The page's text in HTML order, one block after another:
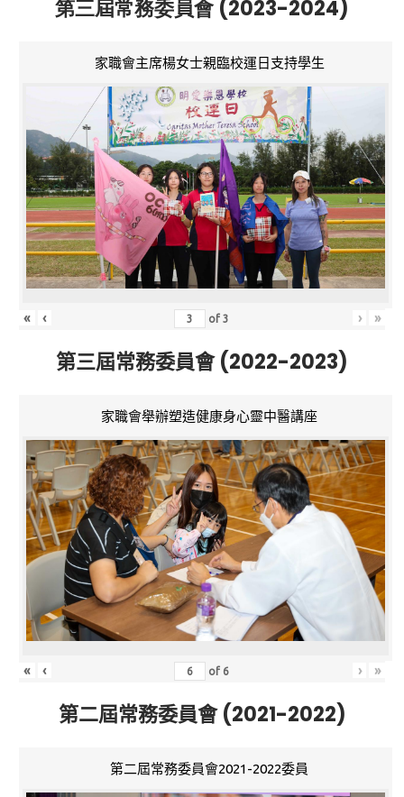
第三屆常務委員會 (2023-2024)
家職會主席楊女士親臨校運日支持學生
« ‹ of3 › »
第三屆常務委員會 (2022-2023)
家職會舉辦塑造健康身心靈中醫講座
« ‹ of 6 › »
第二屆常務委員會 (2021-2022)
第二屆常務委員會2021-2022委員